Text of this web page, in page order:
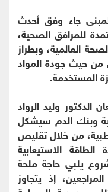
جاء وفق أحدث
للمرافق الصحية،
العالمية، وبطراز
من حيث جودة المواد
المستخدمة.
وليد الرواد
وبنك الدم سيشكل
من خلال تقليص
الاستيعابية
يلبي حاجة ملحة
إذ يتجاوز